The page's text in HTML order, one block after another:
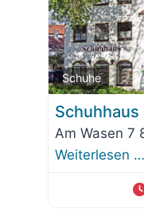
Schuhe
Schuhhaus
Am Wasen 7
Weiterlesen …